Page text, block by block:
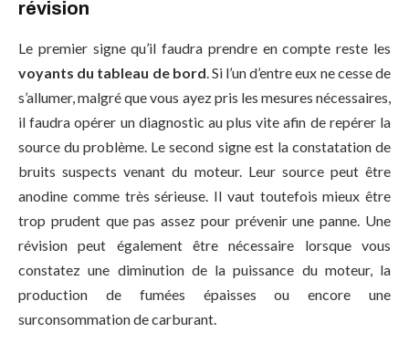
révision
Le premier signe qu’il faudra prendre en compte reste les
voyants du tableau de bord. Si l’un d’entre eux ne cesse de
s’allumer, malgré que vous ayez pris les mesures nécessaires,
il faudra opérer un diagnostic au plus vite afin de repérer la
source du problème. Le second signe est la constatation de
bruits suspects venant du moteur. Leur source peut être
anodine comme très sérieuse. Il vaut toutefois mieux être
trop prudent que pas assez pour prévenir une panne. Une
révision peut également être nécessaire lorsque vous
constatez une diminution de la puissance du moteur, la
production de fumées épaisses ou encore une
surconsommation de carburant.